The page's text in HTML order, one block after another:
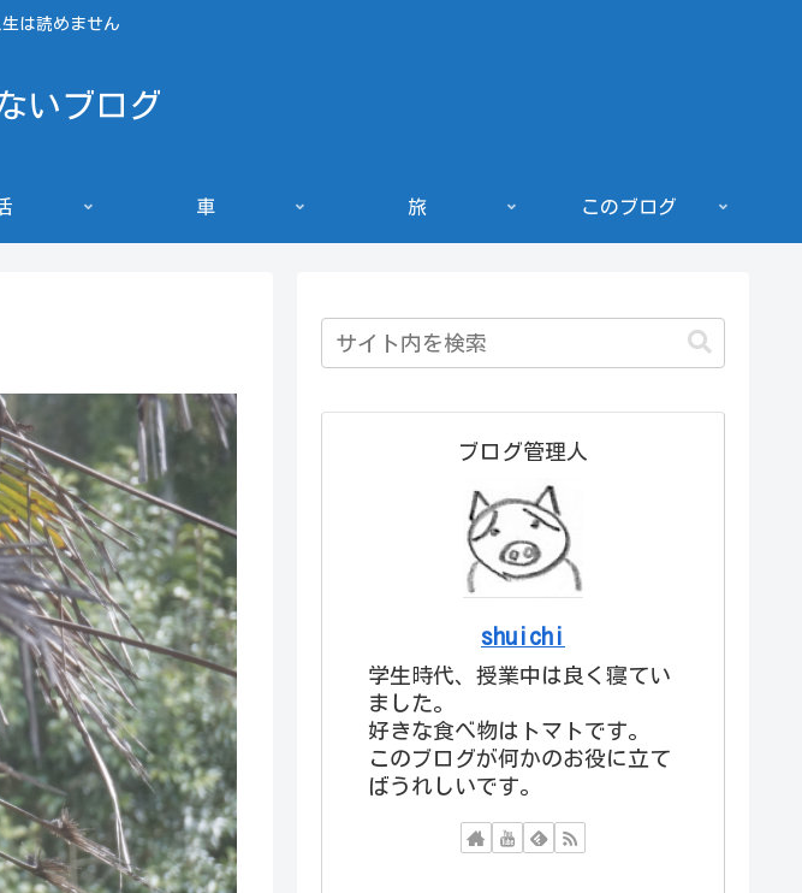
は読めません
いブログ
車 旅 このブログ
ブログ管理人
shuichi
学生時代、授業中は良く寝てい
ました。
好きな食べ物はトマトです。
このブログが何かのお役に立て
ばうれしいです。